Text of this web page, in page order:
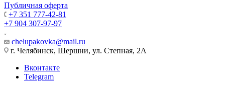
Публичная оферта
+7 351 777-42-81
+7 904 307-97-97
chelupakovka@mail.ru
г. Челябинск, Шершни, ул. Степная, 2А
Вконтакте
Telegram